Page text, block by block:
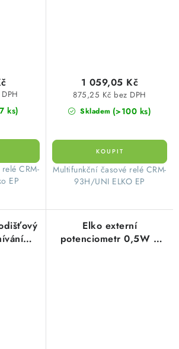
ks)
CRM-
EP
Skladem (>100 ks)
875,25 Kč bez DPH
1 059,05 Kč
Multifunkční časové relé CRM-
93H/UNI ELKO EP
Elko externí
potenciometr 0,5W k